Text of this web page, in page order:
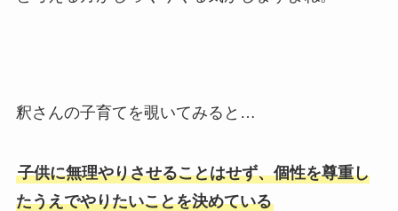
釈さんの子育てを覗いてみると…
子供に無理やりさせることはせず、個性を尊重し
たうえでやりたいことを決めている